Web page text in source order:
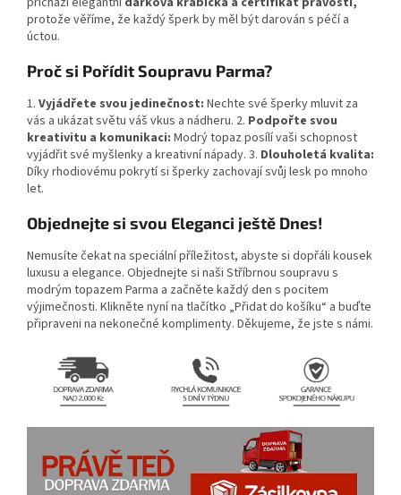
protože věříme, že každý šperk by měl být darován s péčí a
úctou.
Proč si Pořídit Soupravu Parma?
1. Vyjádřete svou jedinečnost: Nechte své šperky mluvit za
vás a ukázat světu váš vkus a nádheru. 2. Podpořte svou
kreativitu a komunikaci: Modrý topaz posílí vaši schopnost
vyjádřit své myšlenky a kreativní nápady. 3. Dlouholetá kvalita:
Díky rhodiovému pokrytí si šperky zachovají svůj lesk po mnoho
let.
Objednejte si svou Eleganci ještě Dnes!
Nemusíte čekat na speciální příležitost, abyste si dopřáli kousek
luxusu a elegance. Objednejte si naši Stříbrnou soupravu s
modrým topazem Parma a začněte každý den s pocitem
výjimečnosti. Klikněte nyní na tlačítko „Přidat do košíku“ a buďte
připraveni na nekonečné komplimenty. Děkujeme, že jste s námi.